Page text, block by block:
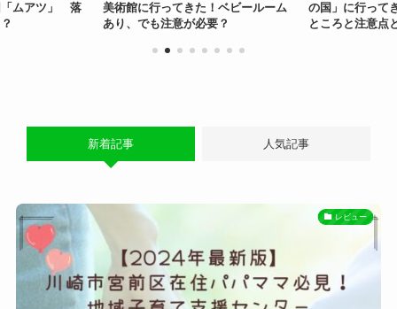
」 落
美術館に行ってきた！ベビールーム
あり、でも注意が必要？
の国」に行ってきました
ところと注意点とは？
新着記事 人気記事
レビュー